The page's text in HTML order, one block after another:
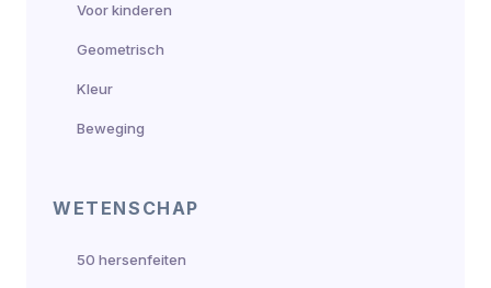
Voor kinderen
Geometrisch
Kleur
Beweging
WETENSCHAP
50 hersenfeiten